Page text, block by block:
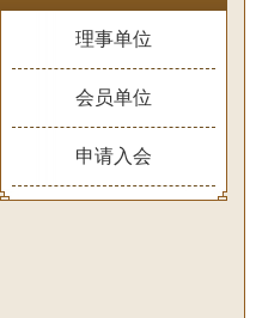
理事单位
会员单位
申请入会